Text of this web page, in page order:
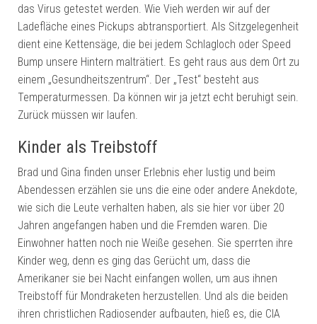
das Virus getestet werden. Wie Vieh werden wir auf der
Ladefläche eines Pickups abtransportiert. Als Sitzgelegenheit
dient eine Kettensäge, die bei jedem Schlagloch oder Speed
Bump unsere Hintern malträtiert. Es geht raus aus dem Ort zu
einem „Gesundheitszentrum“. Der „Test“ besteht aus
Temperaturmessen. Da können wir ja jetzt echt beruhigt sein.
Zurück müssen wir laufen.
Kinder als Treibstoff
Brad und Gina finden unser Erlebnis eher lustig und beim
Abendessen erzählen sie uns die eine oder andere Anekdote,
wie sich die Leute verhalten haben, als sie hier vor über 20
Jahren angefangen haben und die Fremden waren. Die
Einwohner hatten noch nie Weiße gesehen. Sie sperrten ihre
Kinder weg, denn es ging das Gerücht um, dass die
Amerikaner sie bei Nacht einfangen wollen, um aus ihnen
Treibstoff für Mondraketen herzustellen. Und als die beiden
ihren christlichen Radiosender aufbauten, hieß es, die CIA